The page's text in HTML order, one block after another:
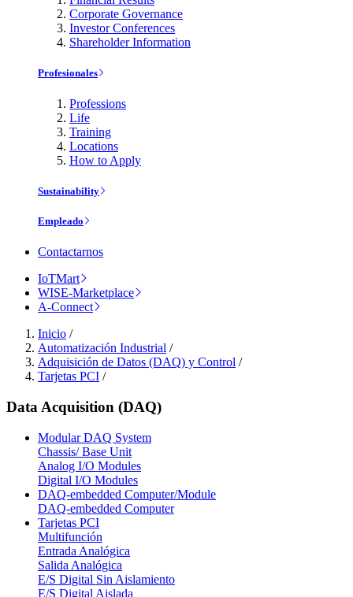
Corporate Governance
Investor Conferences
Shareholder Information
Profesionales
Professions
Life
Training
Locations
How to Apply
Sustainability
Empleado
Contactarnos
IoTMart
WISE-Marketplace
A-Connect
Inicio /
Automatización Industrial /
Adquisición de Datos (DAQ) y Control /
Tarjetas PCI /
Data Acquisition (DAQ)
Modular DAQ System
Chassis/ Base Unit
Analog I/O Modules
Digital I/O Modules
DAQ-embedded Computer/Module
DAQ-embedded Computer
Tarjetas PCI
Multifunción
Entrada Analógica
Salida Analógica
E/S Digital Sin Aislamiento
E/S Digital Aislada